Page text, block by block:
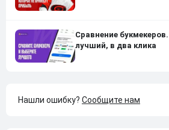
Сравнение
лучший, в два клика
Нашли ошибку? Сообщите нам